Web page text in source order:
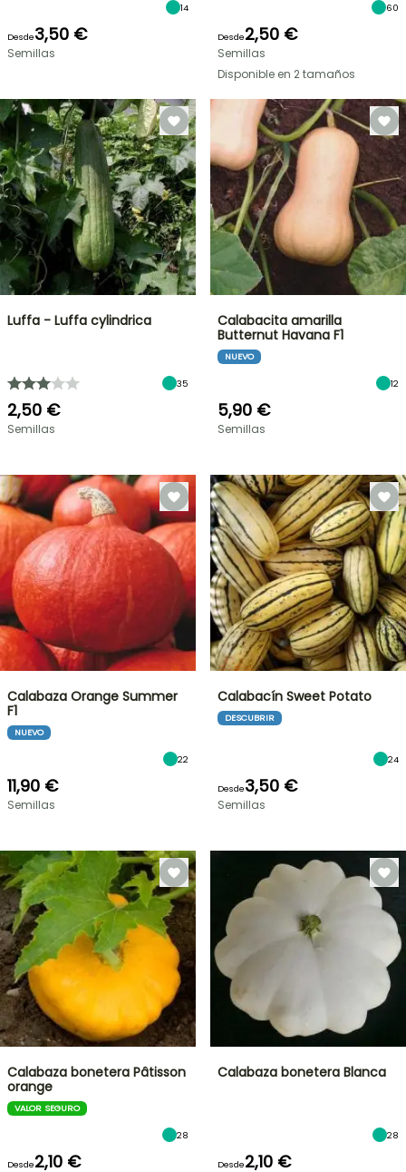
14
Desde3,50 €
Semillas
60
Desde2,50 €
Semillas
Disponible en 2 tamaños
Luffa - Luffa cylindrica
35
2,50 €
Semillas
Calabacita amarilla
Butternut Havana F1
NUEVO
12
5,90 €
Semillas
Calabaza Orange Summer
F1
NUEVO
22
11,90 €
Semillas
Calabacín Sweet Potato
DESCUBRIR
24
Desde3,50 €
Semillas
Calabaza bonetera Pâtisson
orange
VALOR SEGURO
28
Desde2,10 €
Calabaza bonetera Blanca
28
Desde2,10 €